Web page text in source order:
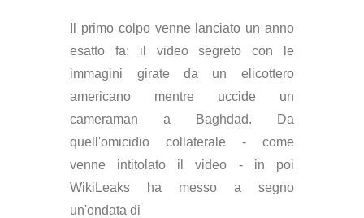
l primo colpo venne lanciato un anno
esatto fa: il video segreto con le
immagini girate da un elicottero
americano mentre uccide un
cameraman a Baghdad. Da
quell'omicidio collaterale - come
venne intitolato il video - in poi
WikiLeaks ha messo a segno
un'ondata di